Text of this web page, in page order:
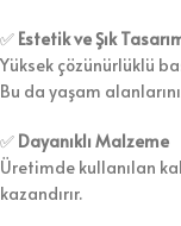
✅ Estetik ve Şık
Yüksek çözünürlüklü
Bu da yaşam
✅ Dayanıklı Malzeme
Üretimde kullanılan
kazandırır.